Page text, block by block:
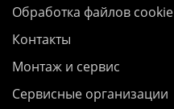
Обработка файлов cookie
Контакты
Монтаж и сервис
Сервисные организации